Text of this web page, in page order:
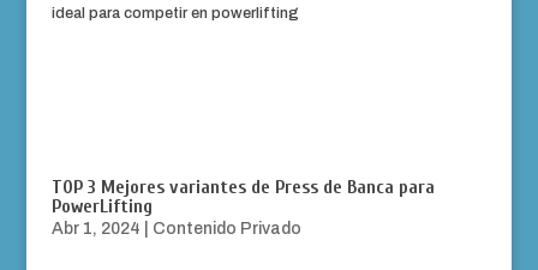
ideal para competir en powerlifting
TOP 3 Mejores variantes de Press de Banca para
PowerLifting
Abr 1, 2024 Contenido Privado